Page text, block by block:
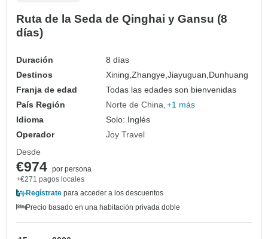
Ruta de la Seda de Qinghai y Gansu (8
días)
Duración
8 días
Destinos
Xining,Zhangye,Jiayuguan, Dunhuang
Franja de edad
Todas las edades son bienvenidas
País Región
Norte de China +1 más
Idioma
Solo: Inglés
Operador
Joy Travel
Desde
€974 por persona
+€271 pagos locales
Regístrate para acceder a los descuentos
Precio basado en una habitación privada doble